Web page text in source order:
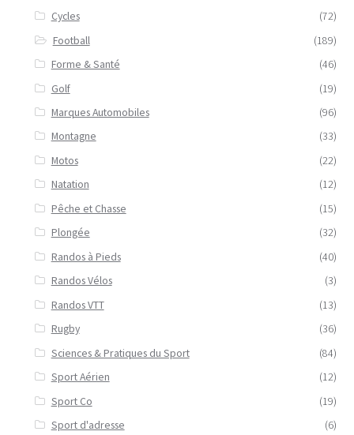
Cycles
(72)
Football
(189)
Forme & Santé
(46)
Golf
(19)
Marques Automobiles
(96)
Montagne
(33)
Motos
(22)
Natation
(12)
Pêche et Chasse
(15)
Plongée
(32)
Randos à Pieds
(40)
Randos Vélos
(3)
Randos VTT
(13)
Rugby
(36)
Sciences & Pratiques du Sport
(84)
Sport Aérien
(12)
Sport Co
(19)
Sport d'adresse
(6)